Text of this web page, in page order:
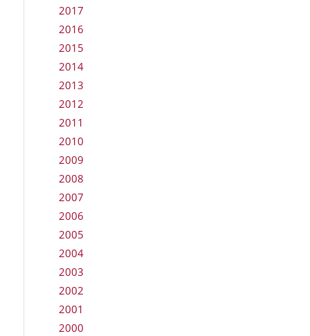
2017
2016
2015
2014
2013
2012
2011
2010
2009
2008
2007
2006
2005
2004
2003
2002
2001
2000